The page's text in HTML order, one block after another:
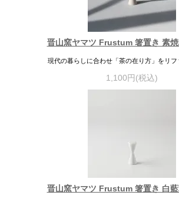
晋山窯ヤマツ Frustum 箸置き 素
現代の暮らしに合わせ「茶の在り方」をリ
1,100円(税込)
晋山窯ヤマツ Frustum 箸置き 白